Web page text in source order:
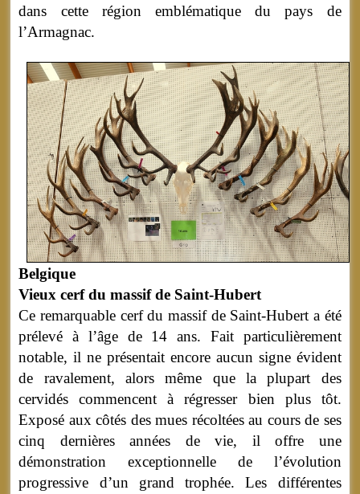
dans cette région emblématique du pays de
l’Armagnac.
Belgique
Vieux cerf du massif de Saint-Hubert
Ce remarquable cerf du massif de Saint-Hubert a été
prélevé à l’âge de 14 ans. Fait particulièrement
notable, il ne présentait encore aucun signe évident
de ravalement, alors même que la plupart des
cervidés commencent à régresser bien plus tôt.
Exposé aux côtés des mues récoltées au cours de ses
cinq dernières années de vie, il offre une
démonstration exceptionnelle de l’évolution
progressive d’un grand trophée. Les différentes